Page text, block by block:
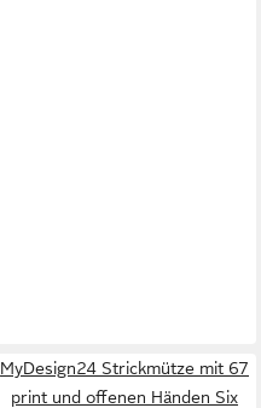
MyDesign24 Strickmütze mit 67
print und offenen Händen Six